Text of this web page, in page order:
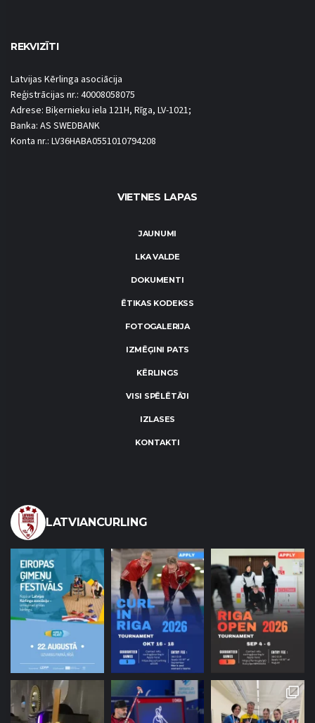
REKVIZĪTI
Latvijas Kērlinga asociācija
Reģistrācijas nr.: 40008058075
Adrese: Biķernieku iela 121H, Rīga, LV-1021;
Banka: AS SWEDBANK
Konta nr.: LV36HABA0551010794208
VIETNES LAPAS
JAUNUMI
LKA VALDE
DOKUMENTI
ĒTIKAS KODEKSS
FOTOGALERIJA
IZMĒĢINI PATS
KĒRLINGS
VISI SPĒLĒTĀJI
IZLASES
KONTAKTI
LATVIANCURLING